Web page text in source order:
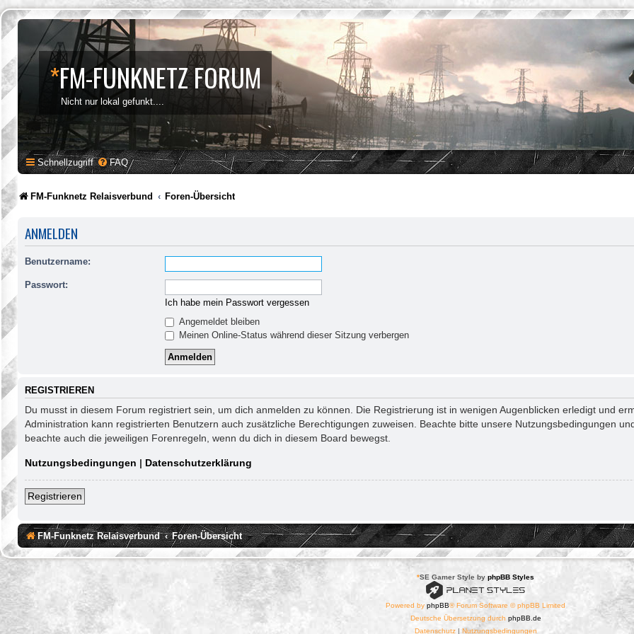
*FM-FUNKNETZ FORUM
Nicht nur lokal gefunkt....
Schnellzugriff FAQ
FM-Funknetz Relaisverbund Foren-Übersicht
ANMELDEN
Benutzername:
Passwort:
Ich habe mein Passwort vergessen
Angemeldet bleiben
Meinen Online-Status während dieser Sitzung verbergen
REGISTRIEREN
Du musst in diesem Forum registriert sein, um dich anmelden zu können. Die Registrierung ist in wenigen Augenblicken erledigt und
Administration kann registrierten Benutzern auch zusätzliche Berechtigungen zuweisen. Beachte bitte unsere Nutzungsbedingungen
beachte auch die jeweiligen Forenregeln, wenn du dich in diesem Board bewegst.
Nutzungsbedingungen | Datenschutzerklärung
Registrieren
FM-Funknetz Relaisverbund Foren-Übersicht
*SE Gamer Style by phpBB Styles
Powered by phpBB® Forum Software © phpBB Limited
Deutsche Übersetzung durch phpBB.de
Datenschutz| Nutzungsbedingungen